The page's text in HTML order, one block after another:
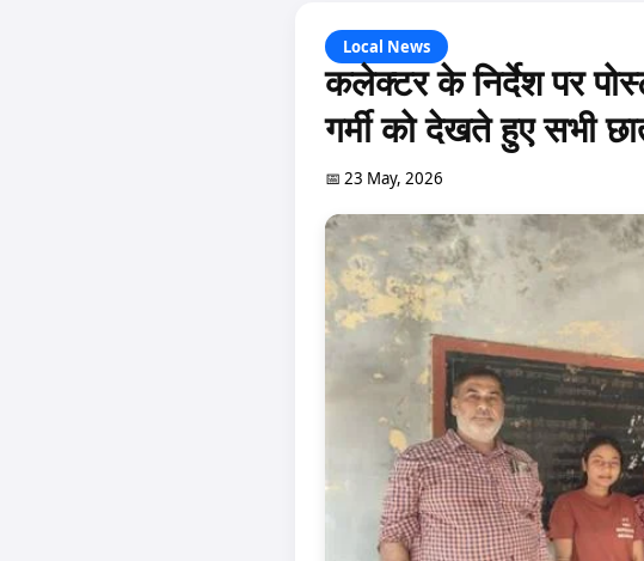
Local News
कलेक्टर के निर्देश पर
गर्मी को देखते हुए सभी
📅 23 May, 2026